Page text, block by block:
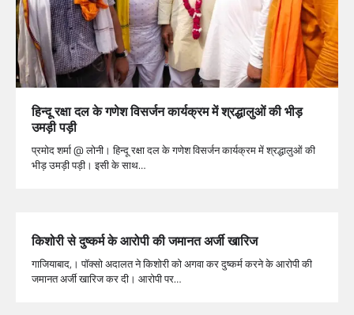
हिन्दू रक्षा दल के गणेश विसर्जन कार्यक्रम में श्रद्धालुओं की भीड़
उमड़ी पड़ी
प्रमोद शर्मा @ लोनी। हिन्दू रक्षा दल के गणेश विसर्जन कार्यक्रम में श्रद्धालुओं की
भीड़ उमड़ी पड़ी। इसी के साथ…
किशोरी से दुष्कर्म के आरोपी की जमानत अर्जी खारिज
गाजियाबाद,। पॉक्सो अदालत ने किशोरी को अगवा कर दुष्कर्म करने के आरोपी की
जमानत अर्जी खारिज कर दी। आरोपी पर…